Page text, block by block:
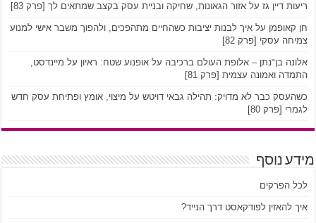
ריעות דיין גז על אזור הגאונות, שחיקה ובניית עסק בקצב שמתאים לך [פרק 83]
חן קאופמן על איך לבנות יציבות כשהחיים מתהפכים, ולהפוך משבר אישי למנוע
צמיחה עסקי [פרק 82]
אלונה בן־נתן – אלופת העולם ברכיבה על אופנוע שטח: ראיון על מיינדסט,
התמדה ואמונה עצמית [פרק 81]
כשהעסק כבר לא מדויק: תהילה גבאי דויטש על מיצוי, אומץ ופתיחת עסק חדש
לגמרי [פרק 80]
מידע נוסף
לכל הפרקים
איך להאזין לפודקאסט דרך הנייד?